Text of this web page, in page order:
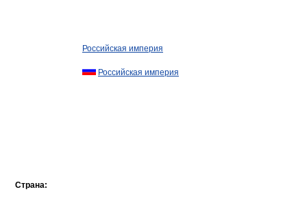
Российская империя
Страна:
Российская империя